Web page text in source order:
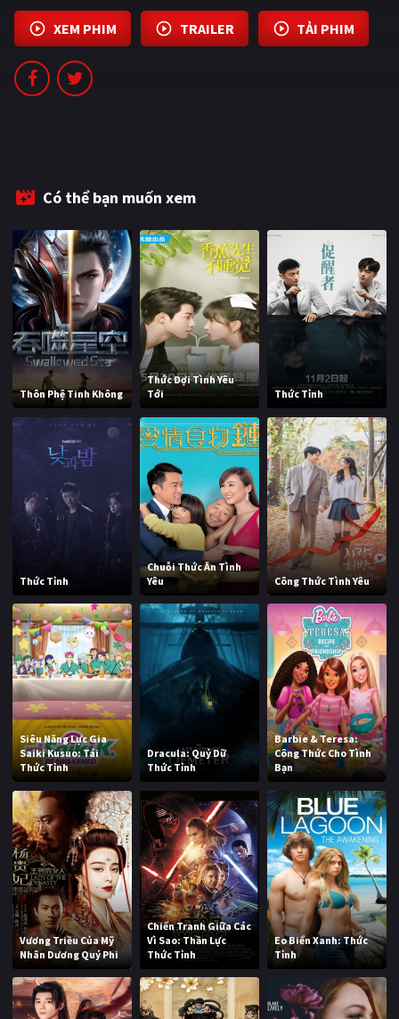
Tổng hợp
CẬP NHẬT
PHIM LẺ
PHIM CHIẾU RẠP
TUYỂN TẬP PHIM
BLOG
XEM PHIM TRAILER TẢI PHIM
Có thể bạn muốn xem
Thôn Phệ Tinh Không
Thức Đợi Tình Yêu
Tới
Thức Tỉnh
Thức Tỉnh
Chuỗi Thức Ăn Tình
Yêu
Công Thức Tình Yêu
Siêu Năng Lực Gia
Saiki Kusuo: Tái
Thức Tỉnh
Dracula: Quỷ Dữ
Thức Tỉnh
Barbie & Teresa:
Công Thức Cho Tình
Bạn
Vương Triều Của Mỹ
Nhân Dương Quý Phi
Chiến Tranh Giữa Các
Vì Sao: Thần Lực
Thức Tỉnh
Eo Biển Xanh: Thức
Tỉnh